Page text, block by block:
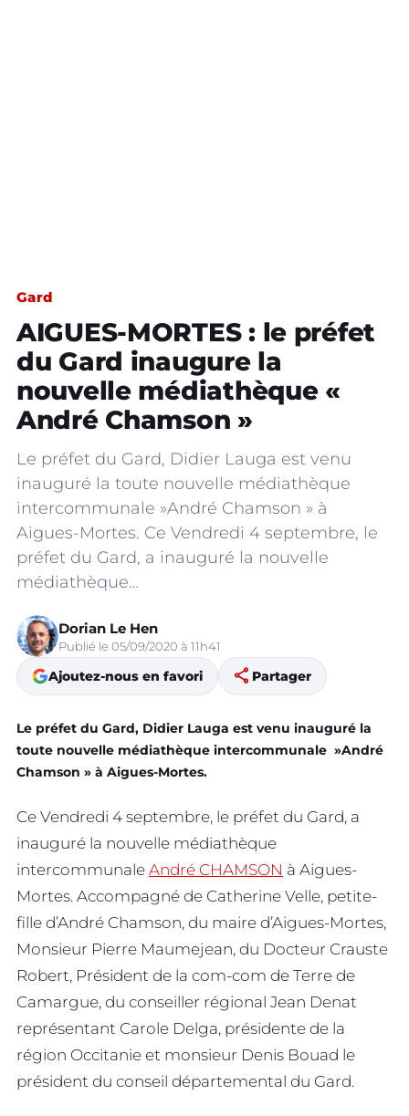
Gard
AIGUES-MORTES : le préfet
du Gard inaugure la
nouvelle médiathèque «
André Chamson »
Le préfet du Gard, Didier Lauga est venu
inauguré la toute nouvelle médiathèque
intercommunale »André Chamson » à
Aigues-Mortes. Ce Vendredi 4 septembre, le
préfet du Gard, a inauguré la nouvelle
médiathèque…
Dorian Le Hen
Publié le 05/09/2020 à 11h41
Ajoutez-nous en favori share Partager
Le préfet du Gard, Didier Lauga est venu inauguré la
toute nouvelle médiathèque intercommunale »André
Chamson » à Aigues-Mortes.
Ce Vendredi 4 septembre, le préfet du Gard, a
inauguré la nouvelle médiathèque
intercommunale André CHAMSON à Aigues-
Mortes. Accompagné de Catherine Velle, petite-
fille d’André Chamson, du maire d’Aigues-Mortes,
Monsieur Pierre Maumejean, du Docteur Crauste
Robert, Président de la com-com de Terre de
Camargue, du conseiller régional Jean Denat
représentant Carole Delga, présidente de la
région Occitanie et monsieur Denis Bouad le
président du conseil départemental du Gard.